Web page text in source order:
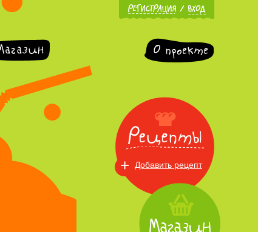
+ Добавить рецепт